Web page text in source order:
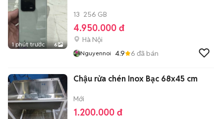
1 phút trước 6
13 256 GB
4.950.000 đ
Hà Nội
Nguyennoi 4.9 6 đã bán
Chậu rửa chén Inox Bạc 68x45 cm
Mới
1.200.000 đ